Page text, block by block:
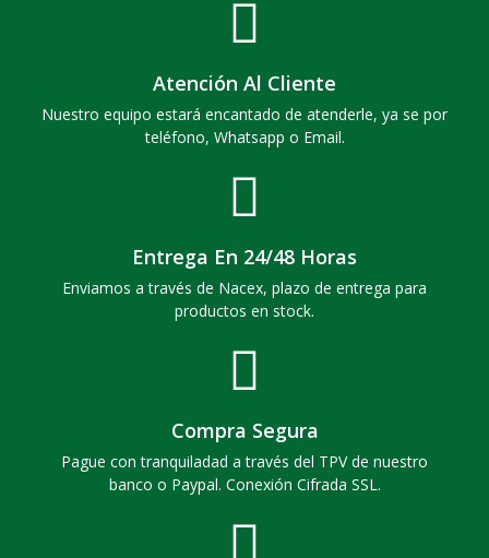
Atención Al Cliente
Nuestro equipo estará encantado de atenderle, ya se por
teléfono, Whatsapp o Email.
Entrega En 24/48 Horas
Enviamos a través de Nacex, plazo de entrega para
productos en stock.
Compra Segura
Pague con tranquiladad a través del TPV de nuestro
banco o Paypal. Conexión Cifrada SSL.